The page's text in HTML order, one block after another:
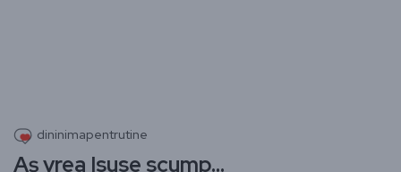
dininimapentrutine
Aș vrea Isuse scump…